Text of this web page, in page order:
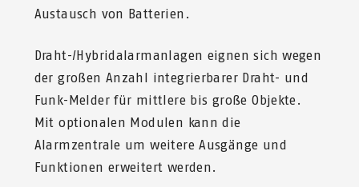
Austausch von Batterien.
Draht-/Hybridalarmanlagen eignen sich wegen
der großen Anzahl integrierbarer Draht- und
Funk-Melder für mittlere bis große Objekte.
Mit optionalen Modulen kann die
Alarmzentrale um weitere Ausgänge und
Funktionen erweitert werden.